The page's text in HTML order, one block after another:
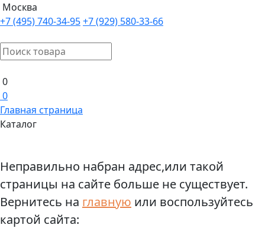
Москва
+7 (495) 740-34-95+7 (929) 580-33-66
0
0
Главная страница
Каталог
Неправильно набран адрес,или такой
страницы на сайте больше не существует.
Вернитесь на главную или воспользуйтесь
картой сайта: